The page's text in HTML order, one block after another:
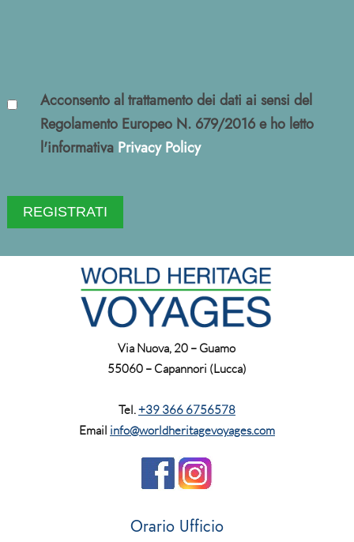
Acconsento al trattamento dei dati ai sensi del
Regolamento Europeo N. 679/2016 e ho letto
l'informativa Privacy Policy
Via Nuova, 20 – Guamo
55060 – Capannori (Lucca)
Tel.+39 366 6756578
Email info@worldheritagevoyages.com
Orario Ufficio